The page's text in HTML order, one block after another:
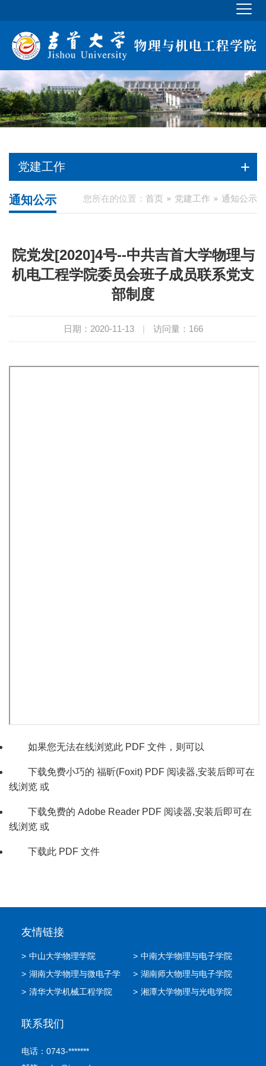
党建工作
您所在的位置： 首页 党建工作 通知公示
通知公示
院党发[2020]4号--中共吉首大学物理与
机电工程学院委员会班子成员联系党支
部制度
日期：2020-11-13 | 访问量： 166
如果您无法在线浏览此 PDF 文件，则可以
下载免费小巧的 福昕(Foxit) PDF 阅读器,安装后即可在
线浏览 或
下载免费的 Adobe Reader PDF 阅读器,安装后即可在
线浏览 或
下载此 PDF 文件
友情链接
> 中山大学物理学院 > 中南大学物理与电子学院
> 湖南大学物理与微电子学
> 湖南师大物理与电子学院
> 清华大学机械工程学院 > 湘潭大学物理与光电学院
联系我们
电话：0743-*******